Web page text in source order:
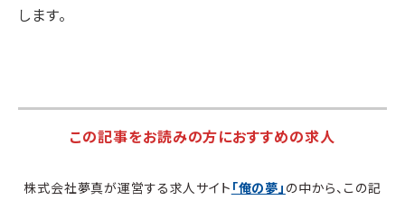
します。
この記事をお読みの方におすすめの求人
株式会社夢真が運営する求人サイト 「俺の夢」 の中から、この記